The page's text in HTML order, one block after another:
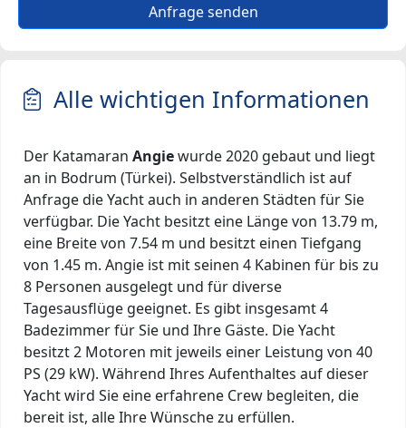
Anfrage senden
Alle wichtigen Informationen
Der Katamaran Angiewurde 2020 gebaut und liegt
an in Bodrum (Türkei). Selbstverständlich ist auf
Anfrage die Yacht auch in anderen Städten für Sie
verfügbar. Die Yacht besitzt eine Länge von 13.79 m,
eine Breite von 7.54 m und besitzt einen Tiefgang
von 1.45 m. Angie ist mit seinen 4 Kabinen für bis zu
8 Personen ausgelegt und für diverse
Tagesausflüge geeignet. Es gibt insgesamt 4
Badezimmer für Sie und Ihre Gäste. Die Yacht
besitzt 2 Motoren mit jeweils einer Leistung von 40
PS (29 kW). Während Ihres Aufenthaltes auf dieser
Yacht wird Sie eine erfahrene Crew begleiten, die
bereit ist, alle Ihre Wünsche zu erfüllen.